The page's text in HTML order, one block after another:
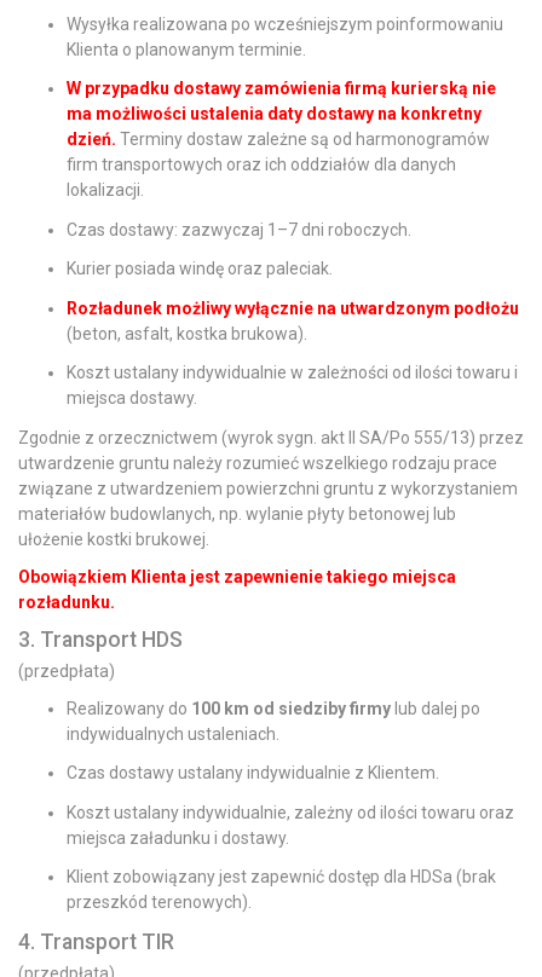
Wysyłka realizowana po wcześniejszym poinformowaniu
Klienta o planowanym terminie.
W przypadku dostawy zamówienia firmą kurierską nie
ma możliwości ustalenia daty dostawy na konkretny
dzień. Terminy dostaw zależne są od harmonogramów
firm transportowych oraz ich oddziałów dla danych
lokalizacji.
Czas dostawy: zazwyczaj 1–7 dni roboczych.
Kurier posiada windę oraz paleciak.
Rozładunek możliwy wyłącznie na utwardzonym podłożu
(beton, asfalt, kostka brukowa).
Koszt ustalany indywidualnie w zależności od ilości towaru i
miejsca dostawy.
Zgodnie z orzecznictwem (wyrok sygn. akt II SA/Po 555/13) przez
utwardzenie gruntu należy rozumieć wszelkiego rodzaju prace
związane z utwardzeniem powierzchni gruntu z wykorzystaniem
materiałów budowlanych, np. wylanie płyty betonowej lub
ułożenie kostki brukowej.
Obowiązkiem Klienta jest zapewnienie takiego miejsca
rozładunku.
3. Transport HDS
(przedpłata)
Realizowany do 100 km od siedziby firmylub dalej po
indywidualnych ustaleniach.
Czas dostawy ustalany indywidualnie z Klientem.
Koszt ustalany indywidualnie, zależny od ilości towaru oraz
miejsca załadunku i dostawy.
Klient zobowiązany jest zapewnić dostęp dla HDSa (brak
przeszkód terenowych).
4. Transport TIR
(przedpłata)